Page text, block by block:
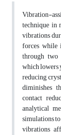
Vibration-
technique in
vibrations
forces while
through two
which lowers
reducing
diminishes
contact
analytical
simulations
vibrations